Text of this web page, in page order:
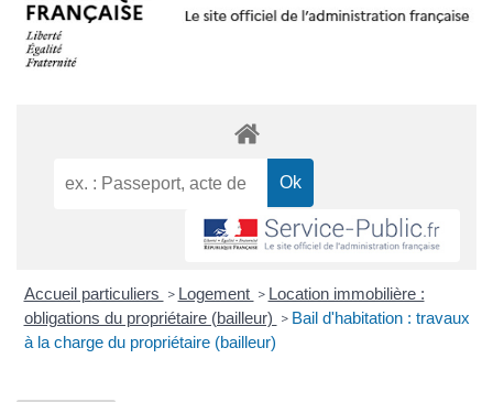
Accueil particuliers > Logement > Location immobilière :
obligations du propriétaire (bailleur) > Bail d'habitation : travaux
à la charge du propriétaire (bailleur)